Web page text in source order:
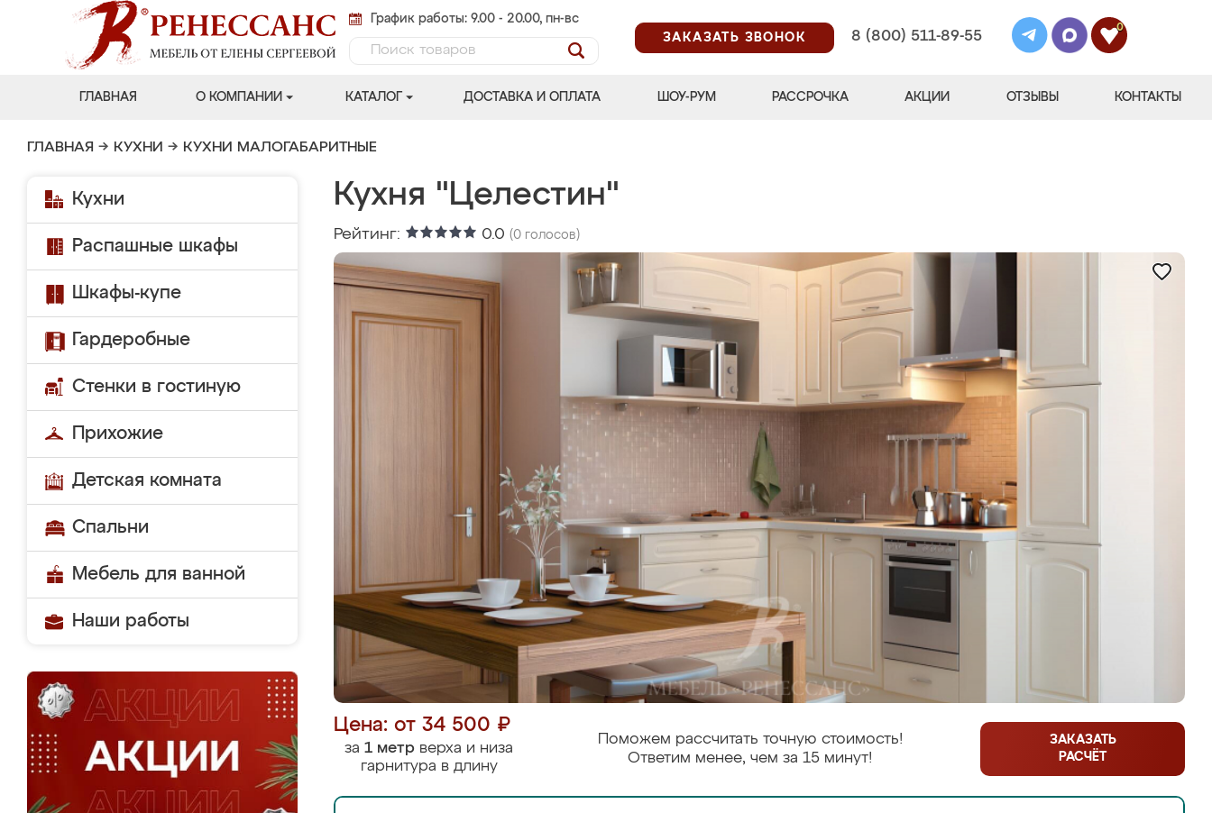
График работы: 9.00 - 20.00, пн-вс
ЗАКАЗАТЬ ЗВОНОК
8 (800) 511-89-55
0
ГЛАВНАЯ О КОМПАНИИ КАТАЛОГ ДОСТАВКА И ОПЛАТА ШОУ-РУМ РАССРОЧКА АКЦИИ ОТЗЫВЫ КОНТАКТЫ
ГЛАВНАЯ → КУХНИ → КУХНИ МАЛОГАБАРИТНЫЕ
Кухни
Распашные шкафы
Шкафы-купе
Гардеробные
Стенки в гостиную
Прихожие
Детская комната
Спальни
Мебель для ванной
Наши работы
Кухня "Целестин"
Рейтинг: 0.0 (0 голосов)
Цена: от 34 500 ₽
за 1 метр верха и низа
гарнитура в длину
Поможем рассчитать точную стоимость!
Ответим менее, чем за 15 минут!
ЗАКАЗАТЬ
РАСЧЁТ